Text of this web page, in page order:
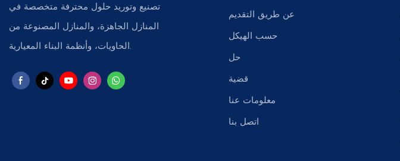
تصنيع وتوريد حلول محترفة متخصصة في
المنازل الجاهزة، والمنازل المصنوعة من
الحاويات، وأنظمة البناء المعيارية.
عن طريق التقديم
حسب الهيكل
حل
قضية
معلومات عنا
اتصل بنا